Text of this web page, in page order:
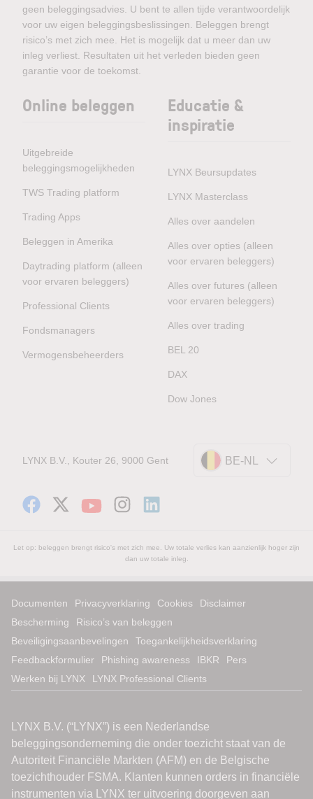
geen beleggingsadvies. U bent te allen tijde verantwoordelijk
voor uw eigen beleggingsbeslissingen. Beleggen brengt
risico’s met zich mee. Het is mogelijk dat u meer dan uw
inleg verliest. Resultaten uit het verleden bieden geen
garantie voor de toekomst.
Online beleggen
Uitgebreide
beleggingsmogelijkheden
TWS Trading platform
Trading Apps
Beleggen in Amerika
Daytrading platform (alleen
voor ervaren beleggers)
Professional Clients
Fondsmanagers
Vermogensbeheerders
Educatie &
inspiratie
LYNX Beursupdates
LYNX Masterclass
Alles over aandelen
Alles over opties (alleen
voor ervaren beleggers)
Alles over futures (alleen
voor ervaren beleggers)
Alles over trading
BEL 20
DAX
Dow Jones
LYNX B.V., Kouter 26, 9000 Gent BE-NL
Let op: beleggen brengt risico's met zich mee. Uw totale verlies kan aanzienlijk hoger zijn
dan uw totale inleg.
Documenten Privacyverklaring Cookies
Disclaimer
Bescherming
Risico’s van beleggen
Beveiligingsaanbevelingen
Toegankelijkheidsverklaring
Feedbackformulier
Phishing awareness IBKR
Pers
Werken bij LYNX
LYNX Professional Clients